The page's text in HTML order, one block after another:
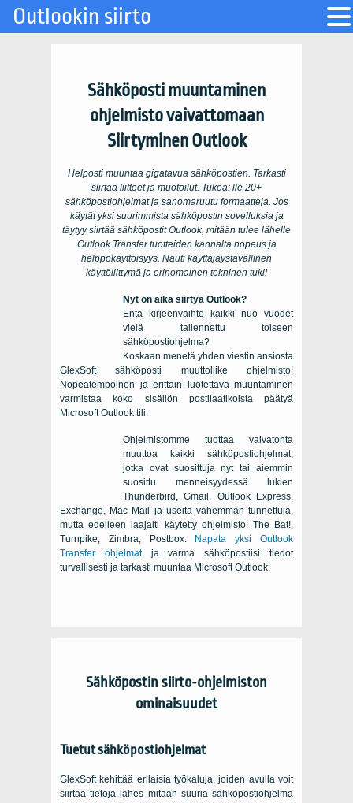
Sähköposti muuntaminen
ohjelmisto vaivattomaan
Siirtyminen Outlook
Helposti muuntaa gigatavua sähköpostien. Tarkasti
siirtää liitteet ja muotoilut. Tukea: lle 20+
sähköpostiohjelmat ja sanomaruutu formaatteja. Jos
käytät yksi suurimmista sähköpostin sovelluksia ja
täytyy siirtää sähköpostitOutlook, mitään tulee lähelle
Outlook Transfer tuotteiden kannalta nopeus ja
helppokäyttöisyys. Nauti käyttäjäystävällinen
käyttöliittymä ja erinomainen tekninen tuki!
Nyt on aika siirtyä Outlook?
Entä kirjeenvaihto kaikki nuo vuodet
vielä tallennettu toiseen
sähköpostiohjelma?
Koskaan menetä yhden viestin ansiosta
GlexSoftsähköposti muuttoliike ohjelmisto!
Nopeatempoinen ja erittäin luotettava muuntaminen
varmistaa koko sisällön postilaatikoista päätyä
Microsoft Outlook tili.
Ohjelmistomme tuottaa vaivatonta
muuttoa kaikki sähköpostiohjelmat,
jotka ovat suosittuja nyt tai aiemmin
suosittu menneisyydessä lukien
Thunderbird, Gmail, Outlook Express,
Exchange, Mac Mail
ja useita vähemmän tunnettuja,
mutta edelleen laajalti käytetty ohjelmisto: The Bat!,
Turnpike, Zimbra, Postbox. Napata yksiOutlook
Transfer ohjelmatja varma sähköpostiisi tiedot
turvallisesti ja tarkasti muuntaa Microsoft Outlook.
Sähköpostin siirto-ohjelmiston
ominaisuudet
Tuetut sähköpostiohjelmat
GlexSoftkehittää erilaisia ​​työkaluja, joiden avulla voit
siirtää tietoja lähes mitään suuria sähköpostiohjelma
Outlookin siirto